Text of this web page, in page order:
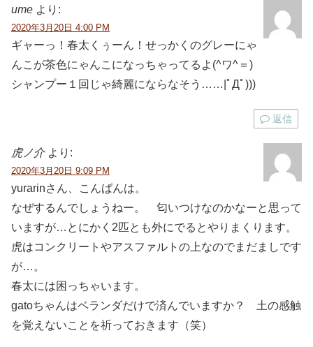
ume より:
2020年3月20日 4:00 PM
ギャーっ！春太くぅーん！せっかくのグレーにゃ
んこが茶色にゃんこになっちゃってるよ(^ワ^＝)
シャンプー１回じゃ綺麗にならなそう……|ﾟДﾟ)))
返信
虎ノ介 より:
2020年3月20日 9:09 PM
yurarinさん、こんばんは。
なぜするんでしょうねー。 匂いつけなのかなーと思って
いますが…とにかく2匹とも外にでるとやりまくります。
虎はコンクリートやアスファルトの上なのでまだましです
が…。
春太には困っちゃいます。
gatoちゃんはベランダだけで済んでいますか？ 土の感触
を覚えないことを祈っておきます（笑）